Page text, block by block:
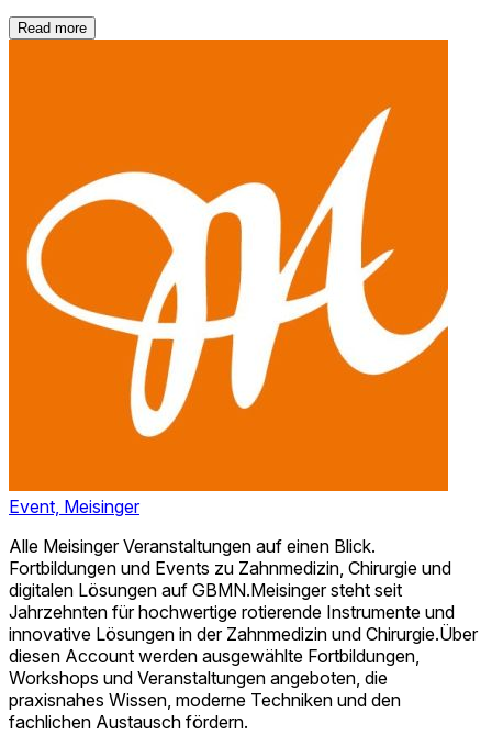
Read more
Event, Meisinger
Alle Meisinger Veranstaltungen auf einen Blick.
Fortbildungen und Events zu Zahnmedizin, Chirurgie und
digitalen Lösungen auf GBMN.Meisinger steht seit
Jahrzehnten für hochwertige rotierende Instrumente und
innovative Lösungen in der Zahnmedizin und Chirurgie.Über
diesen Account werden ausgewählte Fortbildungen,
Workshops und Veranstaltungen angeboten, die
praxisnahes Wissen, moderne Techniken und den
fachlichen Austausch fördern.